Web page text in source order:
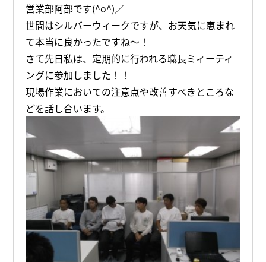
営業部阿部です(^o^)／
世間はシルバーウィークですが、お天気に恵まれ
て本当に良かったですね～！
さて先日私は、定期的に行われる職長ミィーティ
ングに参加しました！！
現場作業においての注意点や改善すべきところな
どを話し合います。